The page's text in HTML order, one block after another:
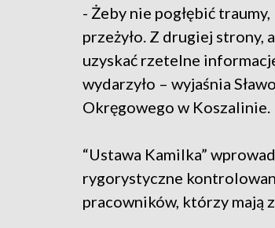
- Żeby nie pogłębić
przeżyło. Z drugiej strony,
uzyskać rzetelne
wydarzyło – wyjaśnia
Okręgowego w Koszalinie.
“Ustawa Kamilka”
rygorystyczne
pracowników, którzy mają